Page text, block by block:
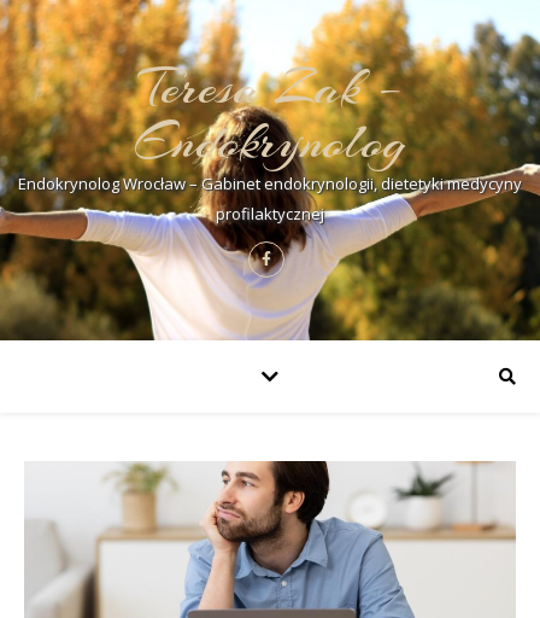
Teresa Żak –
Endokrynolog
Endokrynolog Wrocław – Gabinet endokrynologii, dietetyki medycyny
profilaktycznej